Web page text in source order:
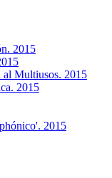
2015
al Multiusos. 2015
2015
2015